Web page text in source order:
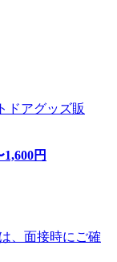
ドアグッズ販
1,600円
、面接時にご確